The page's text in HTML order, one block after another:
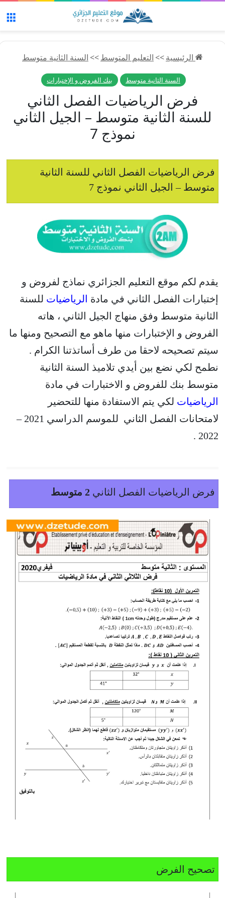
الرئيسية>>التعليم المتوسط>>السنة الثانية متوسط
السنة الثانية متوسط بنك الفروض و الإختبارات
فرض الرياضيات الفصل الثاني
للسنة الثانية متوسط – الجيل الثاني
نموذج 7
فرض الرياضيات الفصل الثاني للسنة الثانية
متوسط – الجيل الثاني نموذج 7
يقدم لكم موقع التعليم الجزائري نماذج لفروض و
إختبارات الفصل الثاني في مادة الرياضيات للسنة
الثانية متوسط وفق منهاج الجيل الثاني ، هاته
الفروض و الإختبارات منها ماهو مع التصحيح ومنها ما
سيتم تصحيحه لاحقا من طرف أساتذتنا الكرام .
نطمح لكي نضع بين أيدي تلاميذ السنة الثانية
متوسط بنك للفروض و الاختبارات في مادة
الرياضيات لكي يتم الاستفادة منها للتحضير
لامتحانات الفصل الثاني للموسم الدراسي 2021 –
2022 .
فرض الرياضيات الفصل الثاني 2 متوسط
تصحيح الفرض